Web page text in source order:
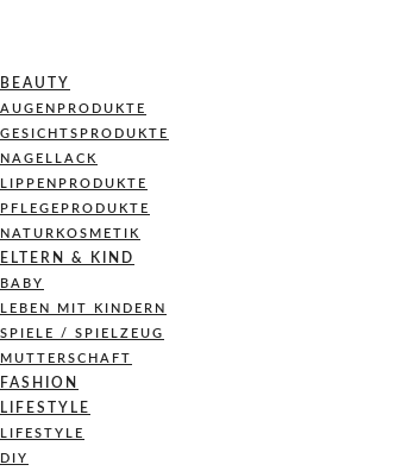
BEAUTY
AUGENPRODUKTE
GESICHTSPRODUKTE
NAGELLACK
LIPPENPRODUKTE
PFLEGEPRODUKTE
NATURKOSMETIK
ELTERN & KIND
BABY
LEBEN MIT KINDERN
SPIELE / SPIELZEUG
MUTTERSCHAFT
FASHION
LIFESTYLE
LIFESTYLE
DIY